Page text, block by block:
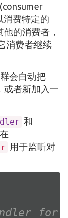
消费特定的
的消费者，
消费者继续
会自动把
或者新加入一
和
用于监听对
for